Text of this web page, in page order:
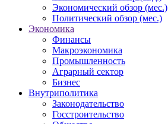
Экономический обзор (мес.)
Политический обзор (мес.)
Экономика
Финансы
Макроэкономика
Промышленность
Аграрный сектор
Бизнес
Внутриполитика
Законодательство
Госстроительство